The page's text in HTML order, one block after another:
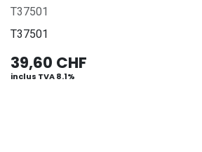
T37501
T37501
39,60 CHF
inclus TVA 8.1%